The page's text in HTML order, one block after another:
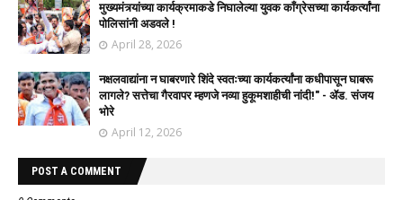
मुख्यमंत्र्यांच्या कार्यक्रमाकडे निघालेल्या युवक काँग्रेसच्या कार्यकर्त्यांना
पोलिसांनी अडवले !
April 28, 2026
नक्षलवाद्यांना न घाबरणारे शिंदे स्वतःच्या कार्यकर्त्यांना कधीपासून घाबरू
लागले? सत्तेचा गैरवापर म्हणजे नव्या हुकूमशाहीची नांदी!" - ॲड. संजय
भोरे
April 12, 2026
POST A COMMENT